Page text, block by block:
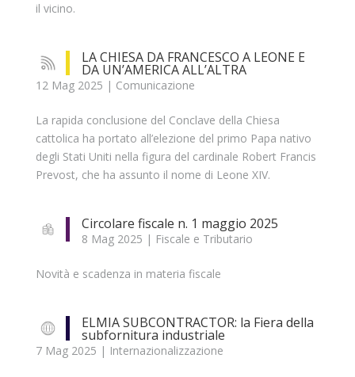
il vicino.
LA CHIESA DA FRANCESCO A LEONE E
DA UN’AMERICA ALL’ALTRA
12 Mag 2025 | Comunicazione
La rapida conclusione del Conclave della Chiesa
cattolica ha portato all’elezione del primo Papa nativo
degli Stati Uniti nella figura del cardinale Robert Francis
Prevost, che ha assunto il nome di Leone XIV.
Circolare fiscale n. 1 maggio 2025
8 Mag 2025 | Fiscale e Tributario
Novità e scadenza in materia fiscale
ELMIA SUBCONTRACTOR: la Fiera della
subfornitura industriale
7 Mag 2025 | Internazionalizzazione